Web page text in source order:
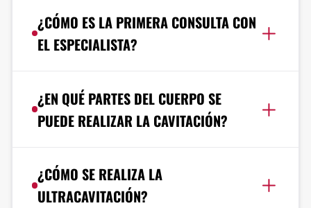
¿CÓMO ES LA PRIMERA CONSULTA CON
EL ESPECIALISTA?
¿EN QUÉ PARTES DEL CUERPO SE
PUEDE REALIZAR LA CAVITACIÓN?
¿CÓMO SE REALIZA LA
ULTRACAVITACIÓN?